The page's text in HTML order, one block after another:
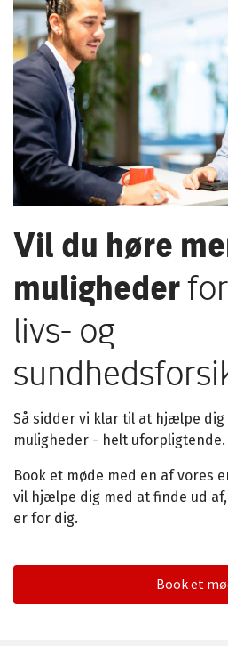
Vil du høre
muligheder
livs- og
Så sidder vi klar til at hjælpe dig
muligheder - helt uforpligtende.
Book et møde med en af vores
vil hjælpe dig med at finde ud
er for dig.
Book et